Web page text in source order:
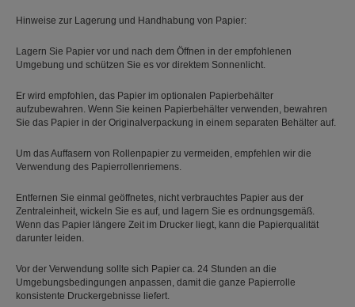
Hinweise zur Lagerung und Handhabung von Papier:
Lagern Sie Papier vor und nach dem Öffnen in der empfohlenen
Umgebung und schützen Sie es vor direktem Sonnenlicht.
Er wird empfohlen, das Papier im optionalen Papierbehälter
aufzubewahren. Wenn Sie keinen Papierbehälter verwenden, bewahren
Sie das Papier in der Originalverpackung in einem separaten Behälter auf.
Um das Auffasern von Rollenpapier zu vermeiden, empfehlen wir die
Verwendung des Papierrollenriemens.
Entfernen Sie einmal geöffnetes, nicht verbrauchtes Papier aus der
Zentraleinheit, wickeln Sie es auf, und lagern Sie es ordnungsgemäß.
Wenn das Papier längere Zeit im Drucker liegt, kann die Papierqualität
darunter leiden.
Vor der Verwendung sollte sich Papier ca. 24 Stunden an die
Umgebungsbedingungen anpassen, damit die ganze Papierrolle
konsistente Druckergebnisse liefert.